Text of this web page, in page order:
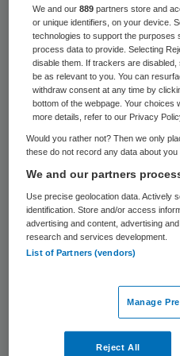
Paul Korte is de
Nefarma, de
medicijnfabrikanten.
algemene
december gekozen.
op.
Korte (55) is
Janssen in Tilburg en
het Nefarma-bestuur.
benoemd Jasper van
directeur van Amgen
vereniging heeft ook
We and our889 partners store and
or unique identifiers, on your device.
technologies to support the purposes
process data to provide. Selecting
disable them. If trackers are
be as relevant to you. You can
withdraw consent at any time by
bottom of the webpage. Your choices
more details, refer to our Privacy
Would you rather not? Then we only
these do not record any data about
We and our partners
Use precise geolocation data. Actively
identification. Store and/or access
advertising and content, advertising
research and services development.
List of Partners (vendors)
Manage
Reject All